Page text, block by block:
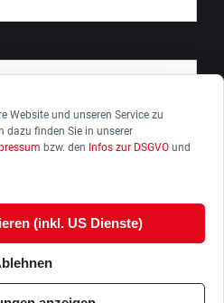
Website und unseren Service zu
dazu finden Sie in unserer
bzw. den Infos zur DSGVO und
(inkl. US Dienste)
personenbezogenen Daten gem.
genutzt werden. Ich kann die
jederzeit widerrufen.